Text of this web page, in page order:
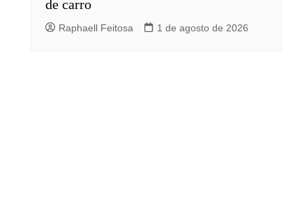
de carro
Raphaell Feitosa 1 de agosto de 2026